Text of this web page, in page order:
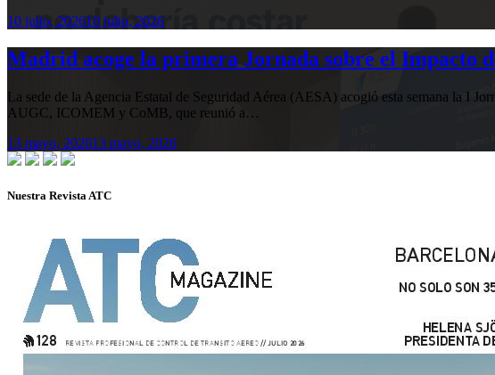
10 julio, 202610 julio, 2026
Madrid acoge la primera Jornada sobre el Impacto
La sede de la Agencia Estatal de Seguridad Aérea (AESA) acogió esta semana la I
AUGC, ICOMEM y CoMB, que reunió a…
13 mayo, 202613 mayo, 2026
Nuestra Revista ATC